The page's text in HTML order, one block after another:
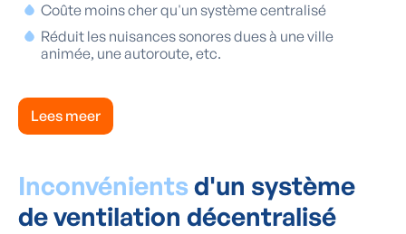
Coûte moins cher qu'un système centralisé
Réduit les nuisances sonores dues à une ville
animée, une autoroute, etc.
Lees meer
Inconvénientsd'un système
de ventilation décentralisé